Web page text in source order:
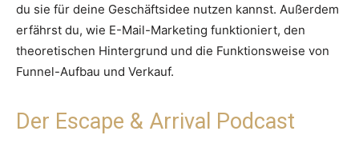
du sie für deine Geschäftsidee nutzen kannst. Außerdem
erfährst du, wie E-Mail-Marketing funktioniert, den
theoretischen Hintergrund und die Funktionsweise von
Funnel-Aufbau und Verkauf.
Der Escape & Arrival Podcast